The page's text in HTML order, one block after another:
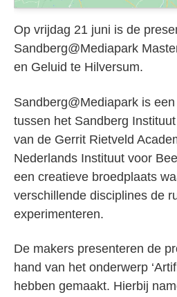
Op vrijdag 21 juni is de
Sandberg@Mediapark
en Geluid te Hilversum.
Sandberg@Mediapark is
tussen het Sandberg
van de Gerrit Rietveld
Nederlands Instituut voor
een creatieve broedplaats
verschillende disciplines de
experimenteren.
De makers presenteren de
hand van het onderwerp
hebben gemaakt. Hierbij